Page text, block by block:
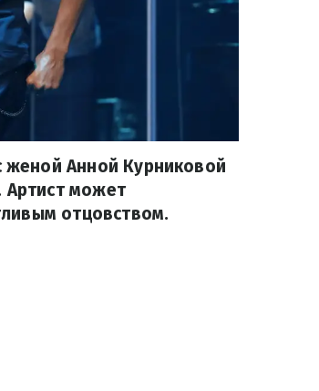
женой Анной Курниковой
Артист может
отцовством.